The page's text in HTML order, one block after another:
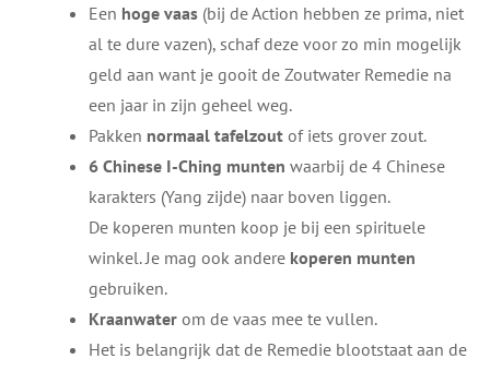
Een hoge vaas (bij de Action hebben ze prima, niet
al te dure vazen), schaf deze voor zo min mogelijk
geld aan want je gooit de Zoutwater Remedie na
een jaar in zijn geheel weg.
Pakken normaal tafelzout of iets grover zout.
6 Chinese I-Ching munten waarbij de 4 Chinese
karakters (Yang zijde) naar boven liggen.
De koperen munten koop je bij een spirituele
winkel. Je mag ook andere koperen munten
gebruiken.
Kraanwater om de vaas mee te vullen.
Het is belangrijk dat de Remedie blootstaat aan de